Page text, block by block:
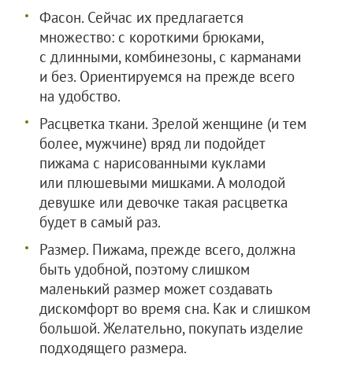
Фасон. Сейчас их предлагается
множество: с короткими брюками,
с длинными, комбинезоны, с карманами
и без. Ориентируемся на прежде всего
на удобство.
Расцветка ткани. Зрелой женщине (и тем
более, мужчине) вряд ли подойдет
пижама с нарисованными куклами
или плюшевыми мишками. А молодой
девушке или девочке такая расцветка
будет в самый раз.
Размер. Пижама, прежде всего, должна
быть удобной, поэтому слишком
маленький размер может создавать
дискомфорт во время сна. Как и слишком
большой. Желательно, покупать изделие
подходящего размера.